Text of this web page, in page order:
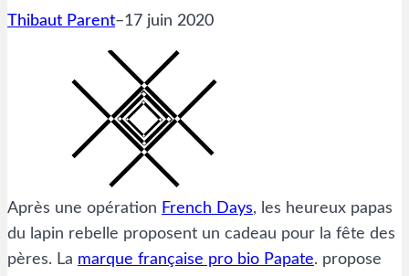
Thibaut Parent–17 juin 2020
Après une opération French Days, les heureux papas
du lapin rebelle proposent un cadeau pour la fête des
pères. La marque française pro bio Papate. propose